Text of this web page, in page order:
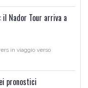
Nador Tour arriva a
in viaggio verso
pronostici